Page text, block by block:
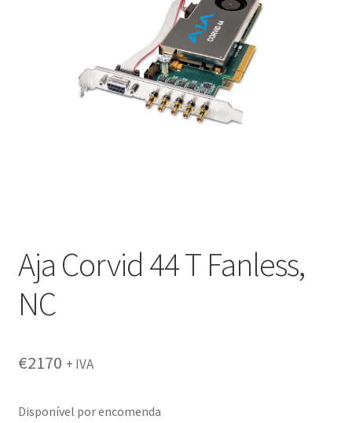
Aja Corvid 44 T Fanless,
NC
€2170 + IVA
Disponível por encomenda